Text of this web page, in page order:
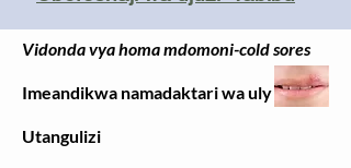
Vidonda vya homa mdomoni-cold sores
Imeandikwa namadaktari wa uly clinic
Utangulizi